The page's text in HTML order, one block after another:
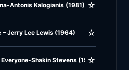
Antonis Kalogianis (1981) ☆
Jerry Lee Lewis (1964) ☆
Shakin Stevens (1984)
☆